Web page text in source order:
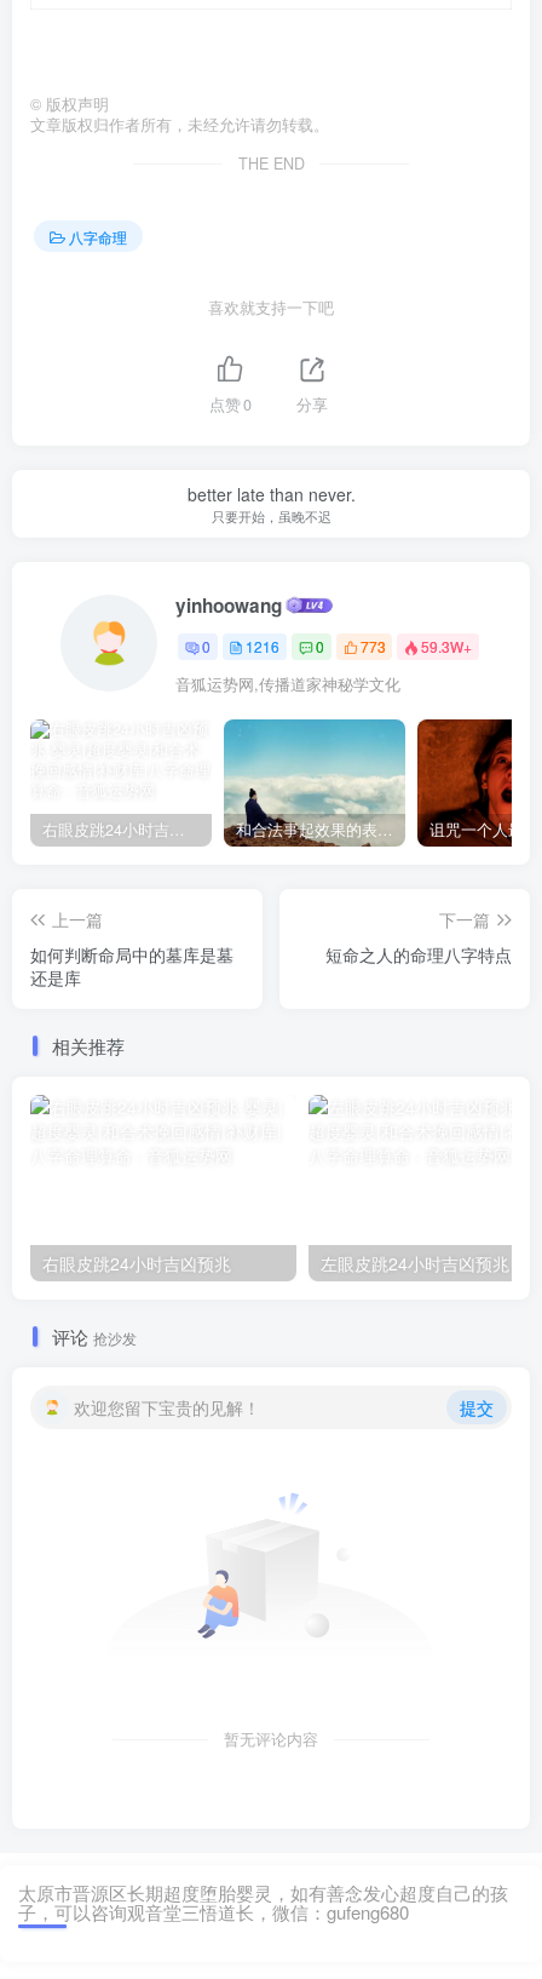
© 版权声明
文章版权归作者所有，未经允许请勿转载。
THE END
八字命理
喜欢就支持一下吧
点赞0 分享
better late than never.
只要开始，虽晚不迟
yinhoowang
0 1216 0 773 59.3W+
音狐运势网,传播道家神秘学文化
右眼皮跳24小时吉凶预兆 和合法事起效果的表现，出现这些就要留意了
上一篇
如何判断命局中的墓库是墓
还是库
下一篇
短命之人的命理八字特点
相关推荐
右眼皮跳24小时吉凶预兆 左眼皮跳24小时吉凶预兆
评论 抢沙发
欢迎您留下宝贵的见解！ 提交
暂无评论内容
太原市晋源区长期超度堕胎婴灵，如有善念发心超度自己的孩
子，可以咨询观音堂三悟道长，微信：gufeng680